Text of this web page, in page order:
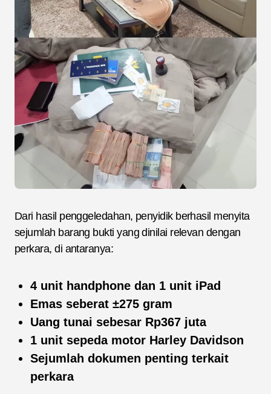
Dari hasil penggeledahan, penyidik berhasil menyita
sejumlah barang bukti yang dinilai relevan dengan
perkara, di antaranya:
4 unit handphone dan 1 unit iPad
Emas seberat ±275 gram
Uang tunai sebesar Rp367 juta
1 unit sepeda motor Harley Davidson
Sejumlah dokumen penting terkait
perkara